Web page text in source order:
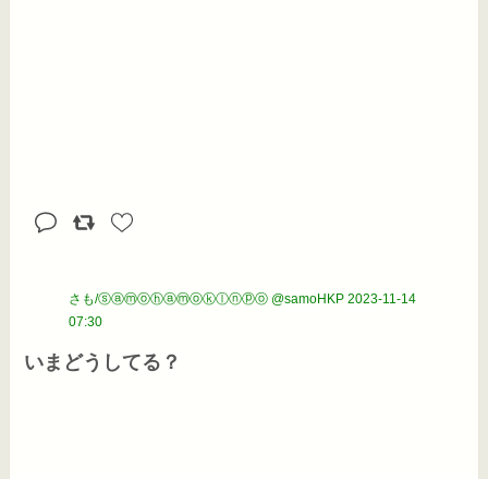
さも/ⓢⓐⓜⓞⓗⓐⓜⓞⓚⓛⓝⓟⓞ @samoHKP 2023-11-14
07:30
いまどうしてる？